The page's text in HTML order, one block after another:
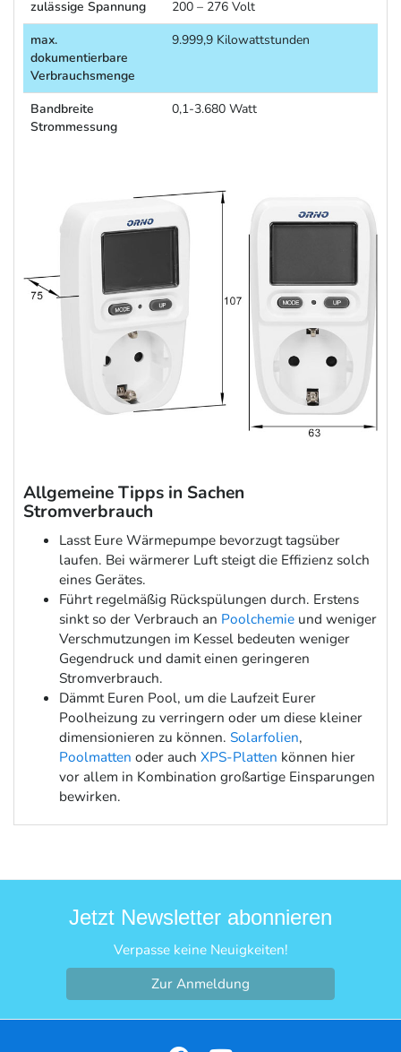
zulässige Spannung
200 – 276 Volt
max.
dokumentierbare
Verbrauchsmenge
9.999,9 Kilowattstunden
Bandbreite
Strommessung
0,1-3.680 Watt
Allgemeine Tipps in Sachen
Stromverbrauch
Lasst Eure Wärmepumpe bevorzugt tagsüber
laufen. Bei wärmerer Luft steigt die Effizienz solch
eines Gerätes.
Führt regelmäßig Rückspülungen durch. Erstens
sinkt so der Verbrauch an Poolchemie und weniger
Verschmutzungen im Kessel bedeuten weniger
Gegendruck und damit einen geringeren
Stromverbrauch.
Dämmt Euren Pool, um die Laufzeit Eurer
Poolheizung zu verringern oder um diese kleiner
dimensionieren zu können. Solarfolien,
Poolmatten oder auch XPS-Platten können hier
vor allem in Kombination großartige Einsparungen
bewirken.
Jetzt Newsletter abonnieren
Verpasse keine Neuigkeiten!
Zur Anmeldung